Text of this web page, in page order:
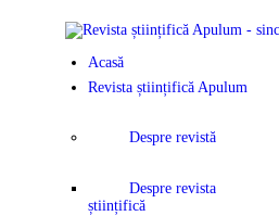
Acasă
Revista științifică Apulum
Despre revistă
Despre revista
științifică